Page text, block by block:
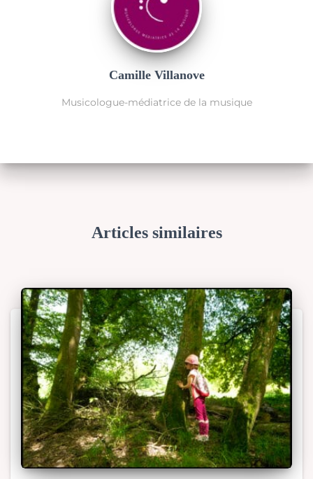
Camille Villanove
Musicologue-médiatrice de la musique
Articles similaires